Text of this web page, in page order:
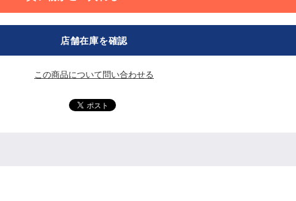
店舗在庫を確認
この商品について問い合わせる